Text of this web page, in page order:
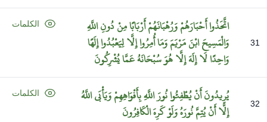
31
اتَّخَذُواأَحْبَارَهُمْوَرُهْبَانَهُمْأَرْبَابًامِنْدُونِاللَّهِ
وَالْمَسِيحَابْنَمَرْيَمَوَمَاأُمِرُواإِلَّالِيَعْبُدُواإِلَهًا
وَاحِدًالَاإِلَهَإِلَّاهُوَسُبْحَانَهُعَمَّايُشْرِكُونَ
الكلمات
32 يُرِيدُونَأَنْيُطْفِئُوانُورَاللَّهِبِأَفْوَاهِهِمْوَيَأْبَىاللَّهُ
إِلَّاأَنْيُتِمَّنُورَهُوَلَوْكَرِهَالْكَافِرُونَ
الكلمات